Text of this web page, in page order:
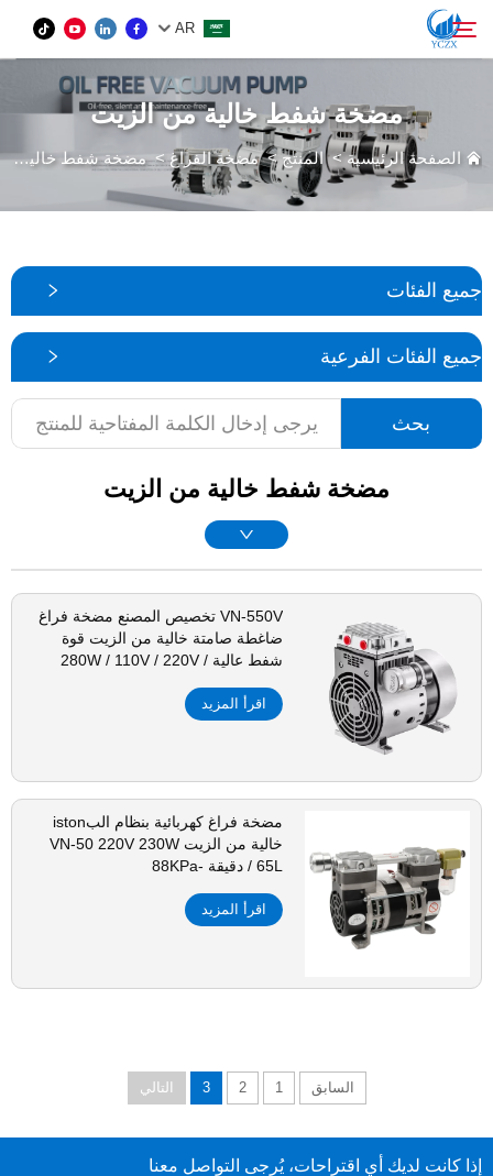
AR
الأخبار
اتصل بنا
بحث
مضخة شفط خالية من الزيت
الصفحة الرئيسية>المنتج>مضخة الفراغ>مضخة شفط خالية من الزيت
جميع الفئات
جميع الفئات الفرعية
بحث
مضخة شفط خالية من الزيت
VN-550V تخصيص المصنع مضخة فراغ
ضاغطة صامتة خالية من الزيت قوة
شفط عالية 280W / 110V / 220V /
اقرأ المزيد
مضخة فراغ كهربائية بنظام البiston
خالية من الزيت VN-50 220V 230W
65L / دقيقة -88KPa
اقرأ المزيد
السابق 1
2
3 التالي
إذا كانت لديك أي اقتراحات، يُرجى التواصل معنا